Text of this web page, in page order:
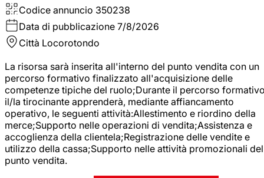
Codice annuncio 350238
Data di pubblicazione 7/8/2026
Città Locorotondo
La risorsa sarà inserita all'interno del punto vendita con un
percorso formativo finalizzato all'acquisizione delle
competenze tipiche del ruolo;Durante il percorso
il/la tirocinante apprenderà, mediante affiancamento
operativo, le seguenti attività:Allestimento e riordino della
merce;Supporto nelle operazioni di vendita;Assistenza e
accoglienza della clientela;Registrazione delle vendite e
utilizzo della cassa;Supporto nelle attività promozionali del
punto vendita.